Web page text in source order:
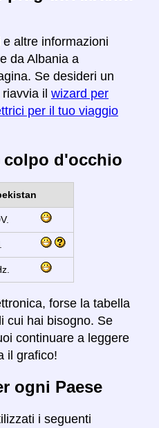
altre informazioni
da Albania a
Se desideri un
il wizard per
per il tuo viaggio
colpo d'occhio
forse la tabella
cui hai bisogno. Se
continuare a leggere
il grafico!
ogni Paese
i seguenti